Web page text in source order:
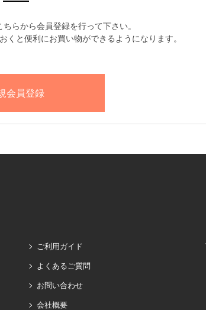
らから会員登録を行って下さい。
くと便利にお買い物ができるようになります。
ご利用ガイド
よくあるご質問
お問い合わせ
会社概要